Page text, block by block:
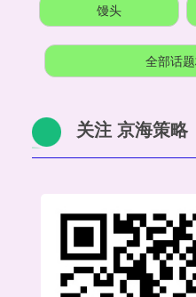
馒头
全部话
关注 京海策略